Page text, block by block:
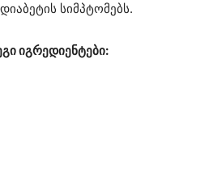
სიმპტომებს.
იგრედიენტები: